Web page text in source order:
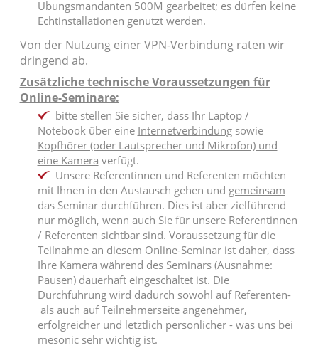
Übungsmandanten 500M gearbeitet; es dürfen keine
Echtinstallationen genutzt werden.
Von der Nutzung einer VPN-Verbindung raten wir
dringend ab.
Zusätzliche technische Voraussetzungen für
Online-Seminare:
bitte stellen Sie sicher, dass Ihr Laptop /
Notebook über eine Internetverbindungsowie
Kopfhörer (oder Lautsprecher und Mikrofon) und
eine Kamera verfügt.
Unsere Referentinnen und Referenten möchten
mit Ihnen in den Austausch gehen und gemeinsam
das Seminar durchführen. Dies ist aber zielführend
nur möglich, wenn auch Sie für unsere Referentinnen
/ Referenten sichtbar sind. Voraussetzung für die
Teilnahme an diesem Online-Seminar ist daher, dass
Ihre Kamera während des Seminars (Ausnahme:
Pausen) dauerhaft eingeschaltet ist. Die
Durchführung wird dadurch sowohl auf Referenten-
als auch auf Teilnehmerseite angenehmer,
erfolgreicher und letztlich persönlicher - was uns bei
mesonic sehr wichtig ist.